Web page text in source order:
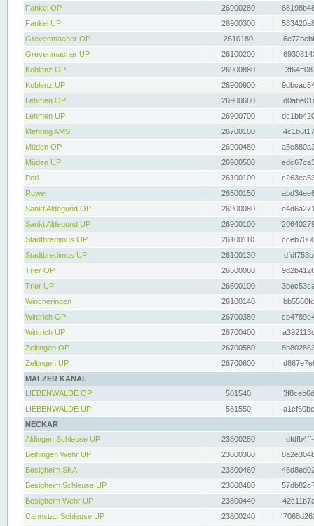
Fankel OP
26900280
Fankel UP
26900300
Grevenmacher OP
2610180
Grevenmacher UP
26100200
Koblenz OP
26900880
Koblenz UP
26900900
Lehmen OP
26900680
Lehmen UP
26900700
Mehring AMS
26700100
Müden OP
26900480
Müden UP
26900500
Perl
26100100
Ruwer
26500150
Sankt Aldegund OP
26900080
Sankt Aldegund UP
26900100
Stadtbredimus OP
26100110
Stadtbredimus UP
26100130
Trier OP
26500080
Trier UP
26500100
Wincheringen
26100140
Wintrich OP
26700380
Wintrich UP
26700400
Zeltingen OP
26700580
Zeltingen UP
26700600
MALZER KANAL
LIEBENWALDE OP
581540
LIEBENWALDE UP
581550
NECKAR
Aldingen Schleuse UP
23800280
Beihingen Wehr UP
23800360
Besigheim SKA
23800460
Besigheim Schleuse UP
23800480
Besigheim Wehr UP
23800440
Cannstatt Schleuse UP
23800240